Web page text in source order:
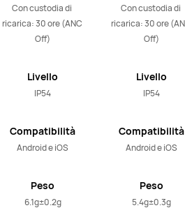
Con custodia di
ricarica: 30 ore (ANC
Off)
Livello
impermeabile
IP54
Compatibilità
Android e iOS
Peso
6.1g±0.2g
Con custodia di
ricarica: 30 ore
Off)
Livello
impermeabile
IP54
Compatibilità
Android e iOS
Peso
5.4g±0.3g